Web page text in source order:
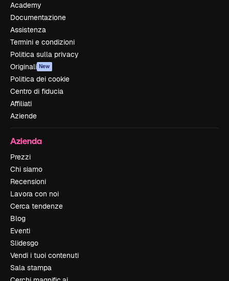
Academy
Documentazione
Assistenza
Termini e condizioni
Politica sulla privacy
Originali New
Politica dei cookie
Centro di fiducia
Affiliati
Aziende
Azienda
Prezzi
Chi siamo
Recensioni
Lavora con noi
Cerca tendenze
Blog
Eventi
Slidesgo
Vendi i tuoi contenuti
Sala stampa